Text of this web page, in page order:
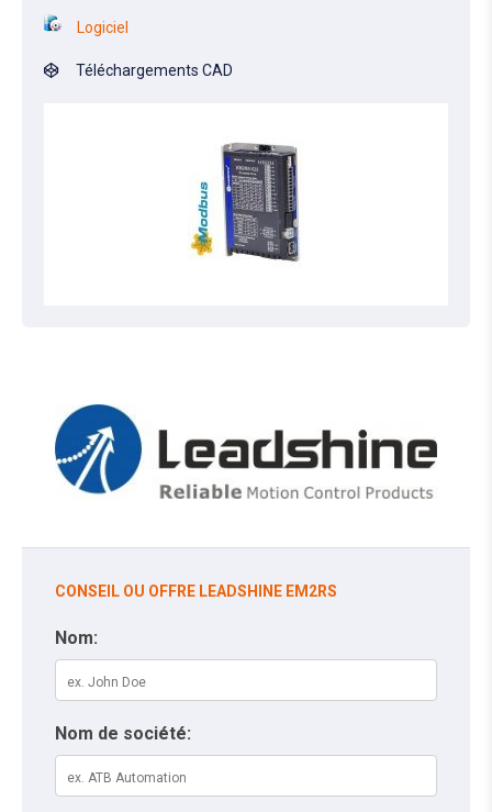
Logiciel
Téléchargements CAD
CONSEIL OU OFFRE LEADSHINE EM2RS
Nom:
Nom de société: